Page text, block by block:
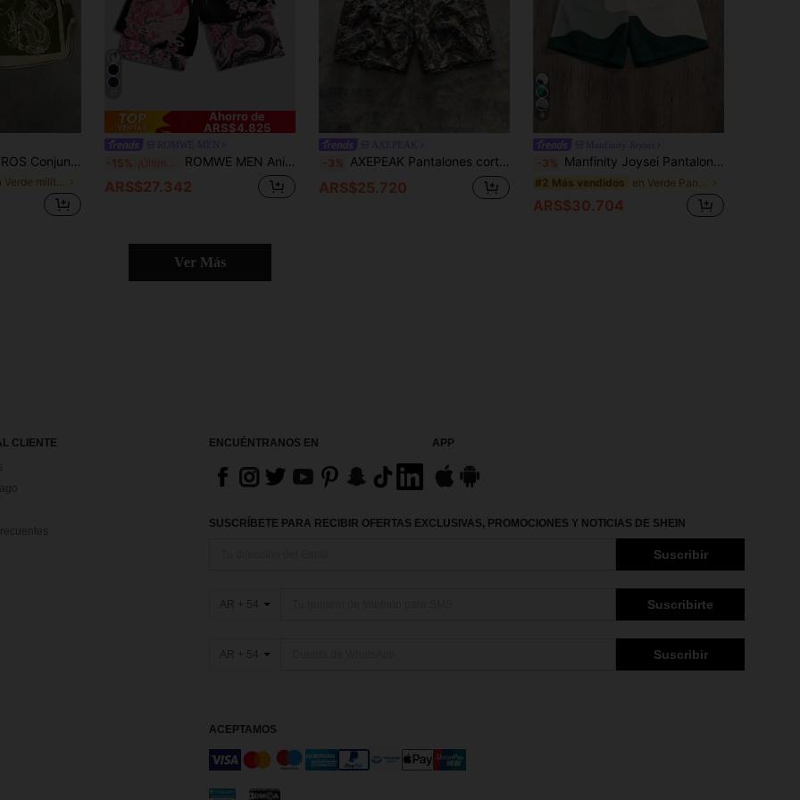
cortos, tela brillante con patrón de "dragón y tigre negro y blanco", pantalones cortos de boxeo tailandés, pantalones cortos deportivos y casuales para baloncesto, con aberturas laterales, en , uso casual deportivo diario y de vacaciones, la primera opción para regalos para novios y esposos, uso en pareja
Ahorro de
ARS$4.825
-15% ROMWE MEN Anime Pantalones cortos casuales de hombre con estampado de ramas, cintura con cordón y doble capa
ARS$27.342
-3% AXEPEAK Pantalones cortos holgados de tejido suelto con estampado digital para hombre, adecuados para el verano, estilo streetwear
ARS$25.720
-3% Manfinity Joysei Pantalones cortos deportivos de ajuste holgado con estampado de bloques de color para hombres, adecuados para el uso en verano
#2 Más vendidos
ARS$30.704
Ver Más
CLIENTE
ENCUÉNTRANOS EN APP
SUSCRÍBETE PARA RECIBIR OFERTAS EXCLUSIVAS, PROMOCIONES Y NOTICIAS DE SHEIN
Suscribir
AR + 54 Suscribirte
AR + 54 Suscribir
ACEPTAMOS